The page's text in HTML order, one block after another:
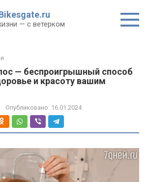
— с ветерком
— беспроигрышный способ
и красоту вашим
Опубликовано: 16.01.2024